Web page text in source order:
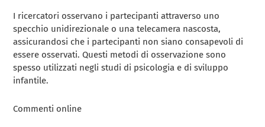
I ricercatori osservano i partecipanti attraverso uno
specchio unidirezionale o una telecamera nascosta,
assicurandosi che i partecipanti non siano consapevoli di
essere osservati. Questi metodi di osservazione sono
spesso utilizzati negli studi di psicologia e di sviluppo
infantile.
Commenti online